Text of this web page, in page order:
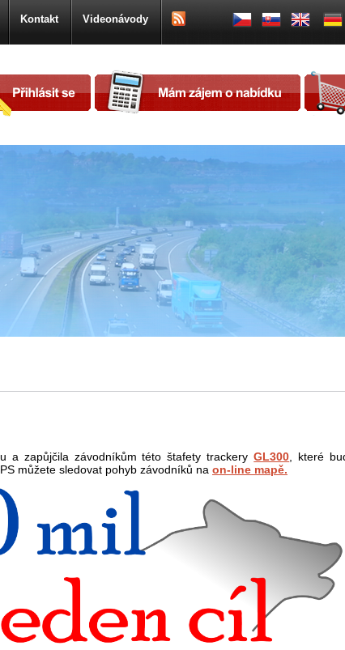
Kontakt Videonávody
a zapůjčila závodníkům této štafety trackeryGL300 , které
můžete sledovat pohyb závodníků na on-line mapě.